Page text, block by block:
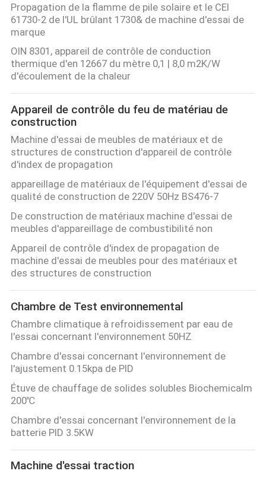
Propagation de la flamme de pile solaire et le CEI
61730-2 de l'UL brûlant 1730& de machine d'essai de
marque
OIN 8301, appareil de contrôle de conduction
thermique d'en 12667 du mètre 0,1 | 8,0 m2K/W
d'écoulement de la chaleur
Appareil de contrôle du feu de matériau de
construction
Machine d'essai de meubles de matériaux et de
structures de construction d'appareil de contrôle
d'index de propagation
appareillage de matériaux de l'équipement d'essai de
qualité de construction de 220V 50Hz BS476-7
De construction de matériaux machine d'essai de
meubles d'appareillage de combustibilité non
Appareil de contrôle d'index de propagation de
machine d'essai de meubles pour des matériaux et
des structures de construction
Chambre de Test environnemental
Chambre climatique à refroidissement par eau de
l'essai concernant l'environnement 50HZ
Chambre d'essai concernant l'environnement de
l'ajustement 0.15kpa de PID
Étuve de chauffage de solides solubles Biochemicalm
200℃
Chambre d'essai concernant l'environnement de la
batterie PID 3.5KW
Machine d'essai traction